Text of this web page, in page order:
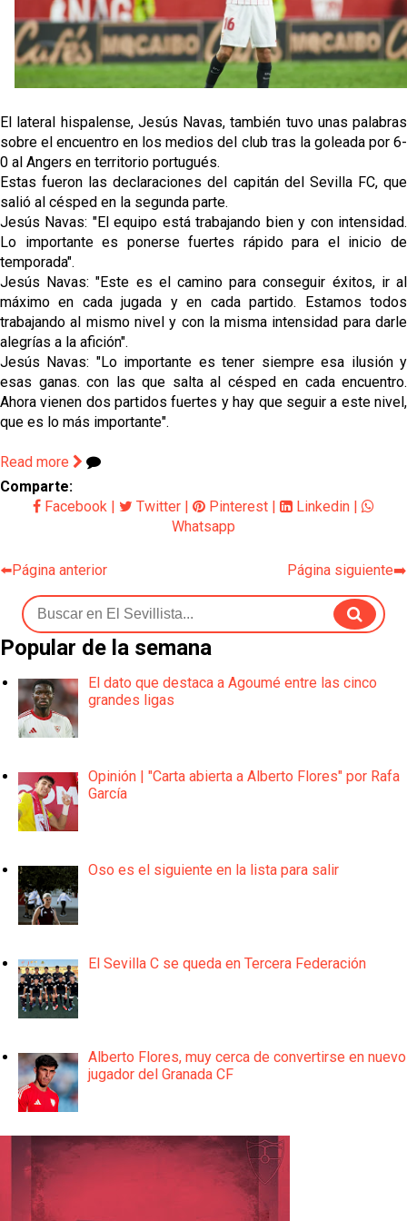
Vargas y Sow se incorporan al grupo en la sesión
del martes
Odysseas Vlachodimos: “El objetivo es mejorar la
temporada pasada”
El Sevilla FC empieza a inscribir a los nuevos
fichajes
Opinión | "Carta abierta a Alberto Flores" por Rafa
García
El lateral hispalense, Jesús Navas, también tuvo unas palabras
sobre el encuentro en los medios del club tras la goleada por 6-
0 al Angers en territorio portugués.
Estas fueron las declaraciones del capitán del Sevilla FC, que
salió al césped en la segunda parte.
Jesús Navas: "El equipo está trabajando bien y con intensidad.
Lo importante es ponerse fuertes rápido para el inicio de
temporada".
Jesús Navas: "Este es el camino para conseguir éxitos, ir al
máximo en cada jugada y en cada partido. Estamos todos
trabajando al mismo nivel y con la misma intensidad para darle
alegrías a la afición".
Jesús Navas: "Lo importante es tener siempre esa ilusión y
esas ganas. con las que salta al césped en cada encuentro.
Ahora vienen dos partidos fuertes y hay que seguir a este nivel,
que es lo más importante".
Read more
Comparte:
Facebook
Twitter Pinterest Linkedin
Whatsapp
⬅️Página anterior Página siguiente➡️
Popular de la semana
El dato que destaca a Agoumé entre las cinco
grandes ligas
Opinión | "Carta abierta a Alberto Flores" por Rafa
García
Oso es el siguiente en la lista para salir
El Sevilla C se queda en Tercera Federación
Alberto Flores, muy cerca de convertirse en nuevo
jugador del Granada CF